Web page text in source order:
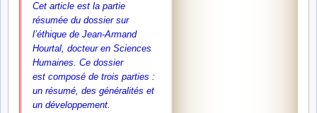
Cet article est la partie
résumée du dossier sur
l’éthique de Jean-Armand
Hourtal, docteur en Sciences
Humaines. Ce dossier
est composé de trois parties :
un résumé, des généralités et
un développement.